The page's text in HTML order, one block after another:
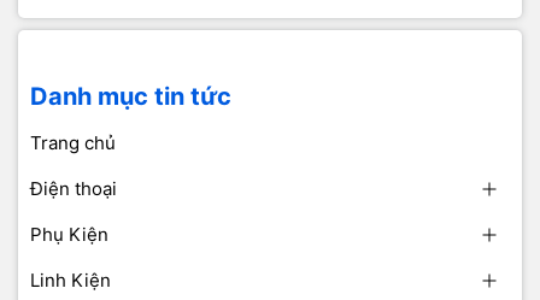
Danh mục tin tức
Trang chủ
Điện thoại
Phụ Kiện
Linh Kiện